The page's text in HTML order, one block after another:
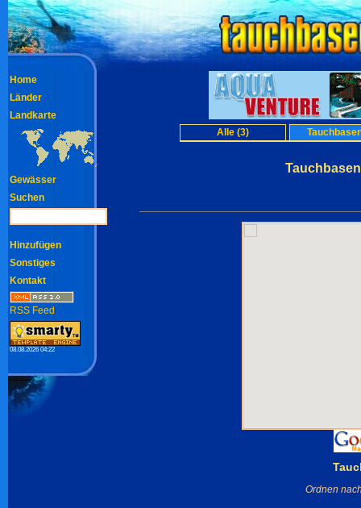
Alle (3)
Ordnen
Home
Länder
Landkarte
Gewässer
Suchen
Hinzufügen
Sonstiges
Kontakt
RSS Feed
08.08.2026 04:22